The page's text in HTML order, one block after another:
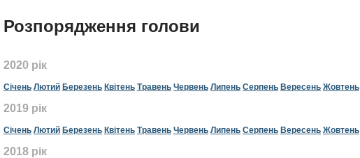
Розпорядження голови
2020 рік
Січень Лютий Березень Квітень Травень Червень Липень Серпень Вересень Жовтень
2019 рік
Січень Лютий Березень Квітень Травень Червень Липень Серпень Вересень Жовтень
2018 рік